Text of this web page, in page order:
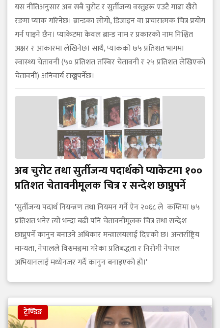
यस नीतिअनुसार अब सबै चुरोट र सुर्तीजन्य वस्तुहरू एउटै गाढा खैरो
रङमा प्याक गरिनेछ। ब्रान्डका लोगो, डिजाइन वा प्रचारात्मक चित्र प्रयोग
गर्न पाइने छैन। प्याकेटमा केवल ब्रान्ड नाम र प्रकारको नाम निश्चित
अक्षर र आकारमा लेखिनेछ। साथै, प्याकको ७५ प्रतिशत भागमा
स्वास्थ्य चेतावनी (५० प्रतिशत तस्बिर चेतावनी र २५ प्रतिशत लेखिएको
चेतावनी) अनिवार्य राख्नुपर्नेछ।
अब चुरोट तथा सुर्तीजन्य पदार्थको प्याकेटमा १००
प्रतिशत चेतावनीमूलक चित्र र सन्देश छाप्नुपर्ने
'सुर्तीजन्य पदार्थ नियन्त्रण तथा नियमन गर्ने ऐन २०६८ ले कम्तिमा ७५
प्रतिशत भनेर त्यो भन्दा बढी पनि चेतावनीमूलक चित्र तथा सन्देश
छाप्नुपर्ने कानुन बनाउने अधिकार मन्त्रालयलाई दिएको छ। अन्तर्राष्ट्रिय
मान्यता, नेपालले विश्वमञ्चमा गरेका प्रतिबद्धता र निरोगी नेपाल
अभियानलाई मध्येनजर गर्दै कानुन बनाइएको हो।'
ट्रेण्डिङ